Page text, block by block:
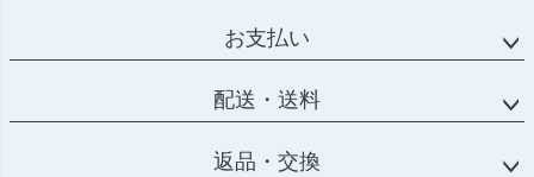
お支払い
配送・送料
返品・交換